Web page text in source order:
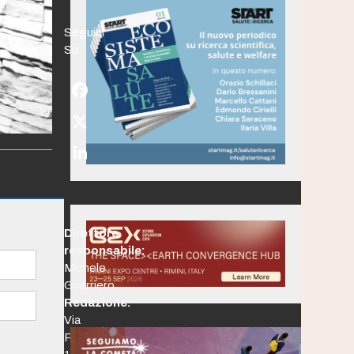
Seguici
Su:
Facebook
Twitter
(deprecated)
LinkedIn
Direttore
responsabile:
Michele
Guerriero
Redazione:
Via
Po,